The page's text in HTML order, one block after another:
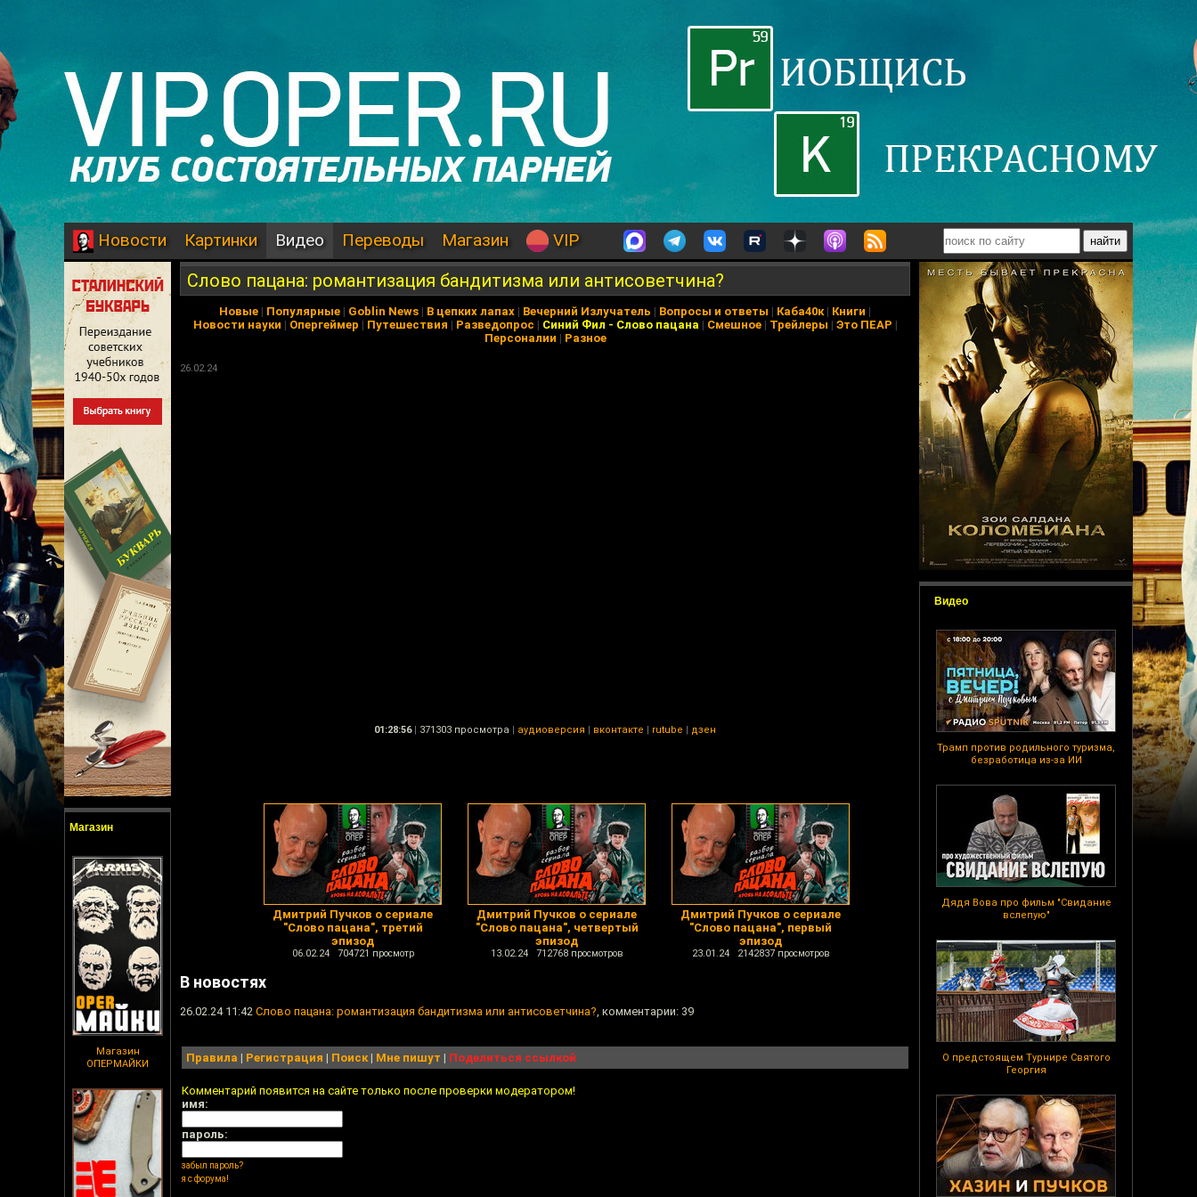
Новости Картинки Видео Переводы Магазин VIP
Магазин
Магазин
ОПЕРМАЙКИ
Видео
Трамп против родильного туризма,
безработица из-за ИИ
Дядя Вова про фильм "Свидание
вслепую"
О предстоящем Турнире Святого
Георгия
Слово пацана: романтизация бандитизма или антисоветчина?
Новые | Популярные | Goblin News | В цепких лапах | Вечерний Излучатель | Вопросы и ответы | Каба40к| Книги |
Новости науки | Опергеймер | Путешествия | Разведопрос | Синий Фил - Слово пацана | Смешное| Трейлеры | Это ПЕАР |
Персоналии | Разное
26.02.24
01:28:56 | 371303 просмотра | аудиоверсия | вконтакте | rutube | дзен
Дмитрий Пучков о сериале
"Слово пацана", третий
эпизод
06.02.24 704721 просмотр
Дмитрий Пучков о сериале
"Слово пацана", четвертый
эпизод
13.02.24 712768 просмотров
Дмитрий Пучков о сериале
"Слово пацана", первый
эпизод
23.01.24 2142837 просмотров
В новостях
26.02.24 11:42 Слово пацана: романтизация бандитизма или антисоветчина?, комментарии: 39
Правила | Регистрация | Поиск| Мне пишут | Поделиться ссылкой
Комментарий появится на сайте только после проверки модератором!
имя:
пароль:
забыл пароль?
я с форума!